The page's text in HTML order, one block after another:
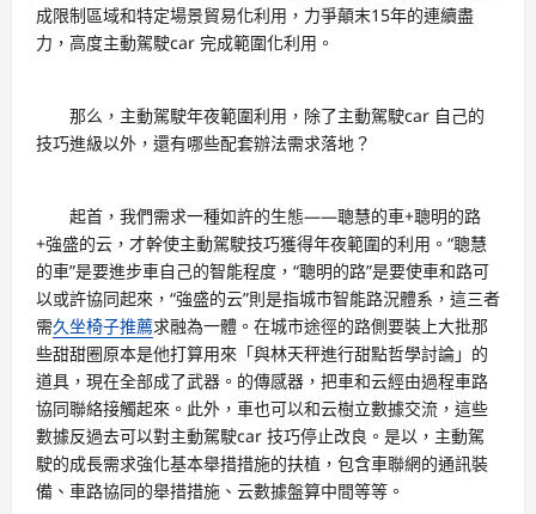
成限制區域和特定場景貿易化利用，力爭顛末15年的連續盡
力，高度主動駕駛car 完成範圍化利用。
那么，主動駕駛年夜範圍利用，除了主動駕駛car 自己的
技巧進級以外，還有哪些配套辦法需求落地？
起首，我們需求一種如許的生態——聰慧的車+聰明的路
+強盛的云，才幹使主動駕駛技巧獲得年夜範圍的利用。“聰慧
的車”是要進步車自己的智能程度，“聰明的路”是要使車和路可
以或許協同起來，“強盛的云”則是指城市智能路況體系，這三者
需久坐椅子推薦求融為一體。在城市途徑的路側要裝上大批那
些甜甜圈原本是他打算用來「與林天秤進行甜點哲學討論」的
道具，現在全部成了武器。的傳感器，把車和云經由過程車路
協同聯絡接觸起來。此外，車也可以和云樹立數據交流，這些
數據反過去可以對主動駕駛car 技巧停止改良。是以，主動駕
駛的成長需求強化基本舉措措施的扶植，包含車聯網的通訊裝
備、車路協同的舉措措施、云數據盤算中間等等。